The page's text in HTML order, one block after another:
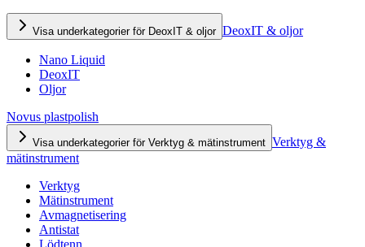
Visa underkategorier för DeoxIT & oljor DeoxIT & oljor
Nano Liquid
DeoxIT
Oljor
Novus plastpolish
Visa underkategorier för Verktyg & mätinstrument Verktyg &
mätinstrument
Verktyg
Mätinstrument
Avmagnetisering
Antistat
Lödtenn